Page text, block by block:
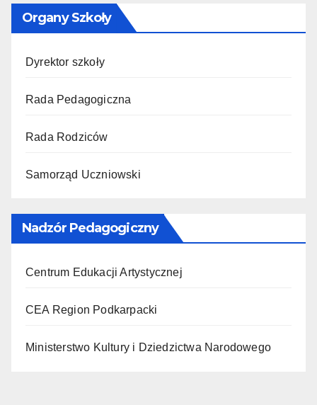
Organy Szkoły
Dyrektor szkoły
Rada Pedagogiczna
Rada Rodziców
Samorząd Uczniowski
Nadzór Pedagogiczny
Centrum Edukacji Artystycznej
CEA Region Podkarpacki
Ministerstwo Kultury i Dziedzictwa Narodowego